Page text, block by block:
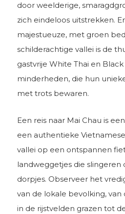
door weelderige,
zich eindeloos uitstrekken.
majestueuze, met groen
schilderachtige vallei is de
gastvrije White Thai en
minderheden, die hun
met trots bewaren.
Een reis naar Mai Chau is
een authentieke
vallei op een ontspannen
landweggetjes die slingeren
dorpjes. Observeer het
van de lokale bevolking,
in de rijstvelden grazen tot